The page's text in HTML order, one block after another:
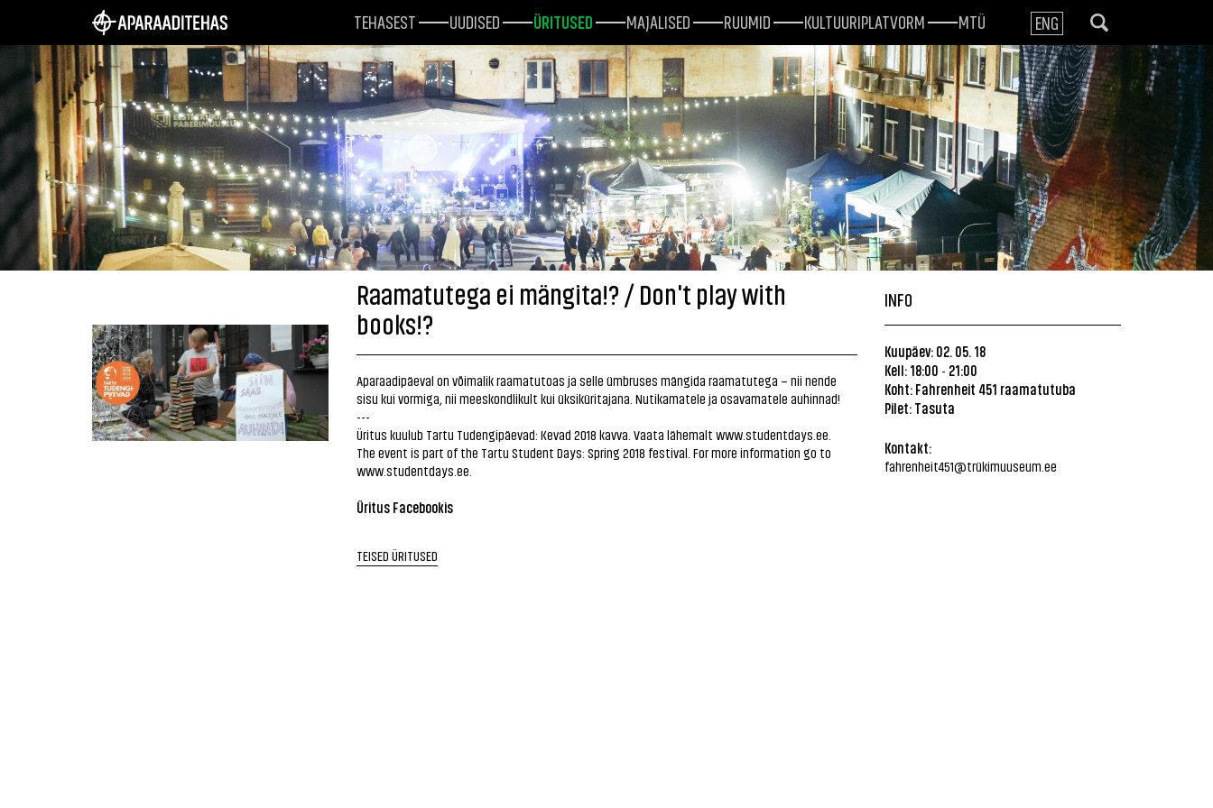
TEHASEST UUDISED ÜRITUSED MAJALISED RUUMID KULTUURIPLATVORM MTÜ ENG
Raamatutega ei mängita!? / Don't play with
books!?
Aparaadipäeval on võimalik raamatutoas ja selle ümbruses mängida raamatutega – nii nende
sisu kui vormiga, nii meeskondlikult kui üksiküritajana. Nutikamatele ja osavamatele auhinnad!
---
Üritus kuulub Tartu Tudengipäevad: Kevad 2018 kavva. Vaata lähemalt www.studentdays.ee.
The event is part of the Tartu Student Days: Spring 2018 festival. For more information go to
www.studentdays.ee.
Üritus Facebookis
TEISED ÜRITUSED
INFO
Kuupäev: 02. 05. 18
Kell: 18:00 - 21:00
Koht: Fahrenheit 451 raamatutuba
Pilet: Tasuta
Kontakt:
fahrenheit451@trükimuuseum.ee